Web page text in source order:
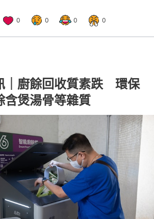
0 0 0 0
｜廚餘回收質素跌 環保
含煲湯骨等雜質